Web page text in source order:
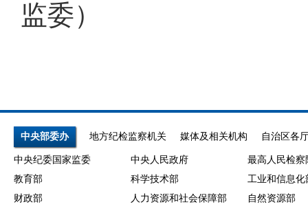
监委）
中央部委办 地方纪检监察机关 媒体及相关机构 自治区各
中央纪委国家监委 中央人民政府
最高人民检察
教育部
科学技术部
工业和信息化
财政部
人力资源和社会保障部
自然资源部